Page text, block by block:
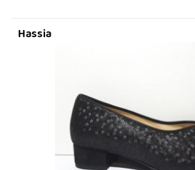
Hassia